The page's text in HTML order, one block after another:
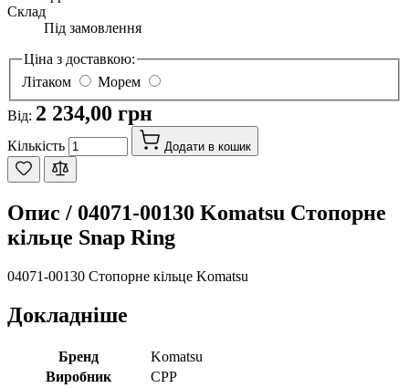
Склад
Під замовлення
Ціна з доставкою:
Літаком
Морем
Від: 2 234,00 грн
Кількість Додати в кошик
Опис / 04071-00130 Komatsu Стопорне
кільце Snap Ring
04071-00130 Стопорне кільце Komatsu
Докладніше
Бренд
Komatsu
Виробник
CPP